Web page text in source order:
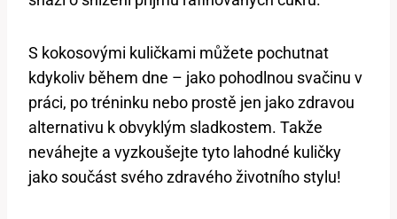
S kokosovými kuličkami můžete pochutnat
kdykoliv během dne – jako pohodlnou svačinu v
práci, po tréninku nebo prostě jen jako zdravou
alternativu k obvyklým sladkostem. Takže
neváhejte a vyzkoušejte tyto lahodné kuličky
jako součást svého zdravého životního stylu!